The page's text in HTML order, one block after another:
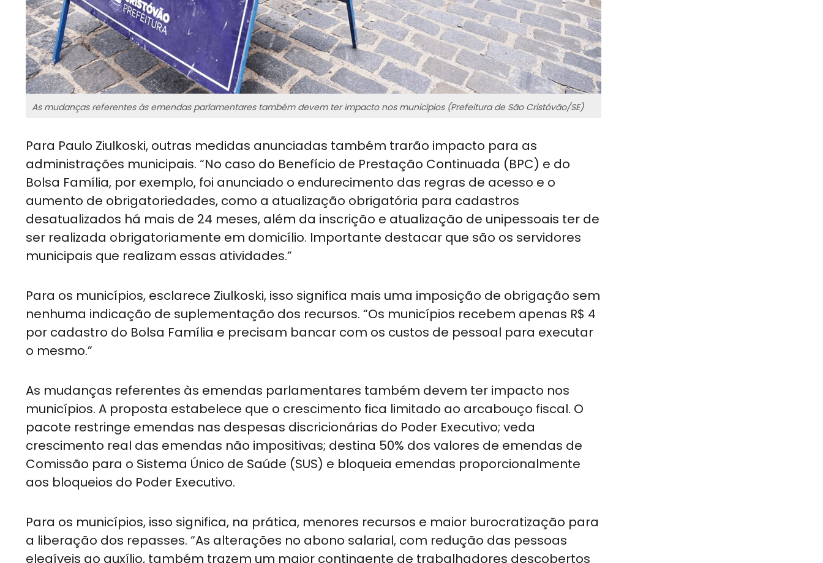
As mudanças referentes às emendas parlamentares também devem ter impacto nos municípios (Prefeitura de São Cristóvão/SE)
Para Paulo Ziulkoski, outras medidas anunciadas também trarão impacto para as
administrações municipais. “No caso do Benefício de Prestação Continuada (BPC) e do
Bolsa Família, por exemplo, foi anunciado o endurecimento das regras de acesso e o
aumento de obrigatoriedades, como a atualização obrigatória para cadastros
desatualizados há mais de 24 meses, além da inscrição e atualização de unipessoais ter de
ser realizada obrigatoriamente em domicílio. Importante destacar que são os servidores
municipais que realizam essas atividades.”
Para os municípios, esclarece Ziulkoski, isso significa mais uma imposição de obrigação sem
nenhuma indicação de suplementação dos recursos. “Os municípios recebem apenas R$ 4
por cadastro do Bolsa Família e precisam bancar com os custos de pessoal para executar
o mesmo.”
As mudanças referentes às emendas parlamentares também devem ter impacto nos
municípios. A proposta estabelece que o crescimento fica limitado ao arcabouço fiscal. O
pacote restringe emendas nas despesas discricionárias do Poder Executivo; veda
crescimento real das emendas não impositivas; destina 50% dos valores de emendas de
Comissão para o Sistema Único de Saúde (SUS) e bloqueia emendas proporcionalmente
aos bloqueios do Poder Executivo.
Para os municípios, isso significa, na prática, menores recursos e maior burocratização para
a liberação dos repasses. “As alterações no abono salarial, com redução das pessoas
elegíveis ao auxílio, também trazem um maior contingente de trabalhadores descobertos